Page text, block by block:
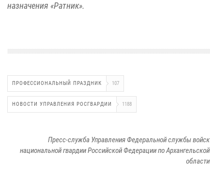
назначения «Ратник».
ПРОФЕССИОНАЛЬНЫЙ ПРАЗДНИК 107
НОВОСТИ УПРАВЛЕНИЯ РОСГВАРДИИ 1188
Пресс-служба Управления Федеральной службы войск
национальной гвардии Российской Федерации по Архангельской
области